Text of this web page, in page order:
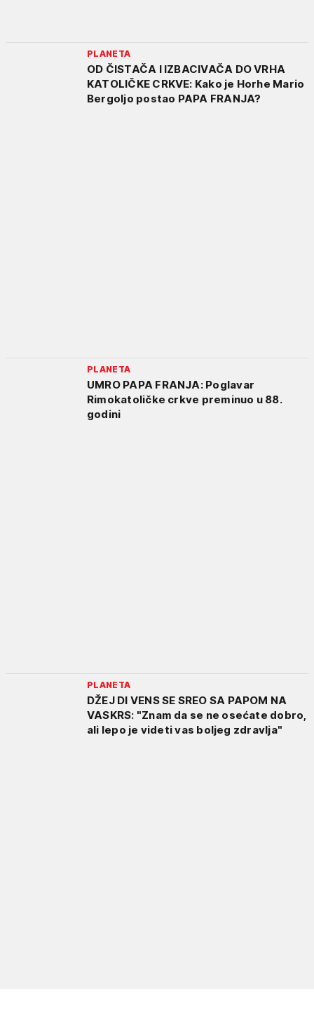
PLANETA
OD ČISTAČA I IZBACIVAČA DO VRHA
KATOLIČKE CRKVE: Kako je Horhe Mario
Bergoljo postao PAPA FRANJA?
PLANETA
UMRO PAPA FRANJA: Poglavar
Rimokatoličke crkve preminuo u 88.
godini
PLANETA
DŽEJ DI VENS SE SREO SA PAPOM NA
VASKRS: "Znam da se ne osećate dobro,
ali lepo je videti vas boljeg zdravlja"